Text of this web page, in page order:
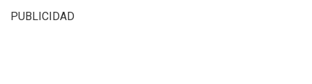
PUBLICIDAD